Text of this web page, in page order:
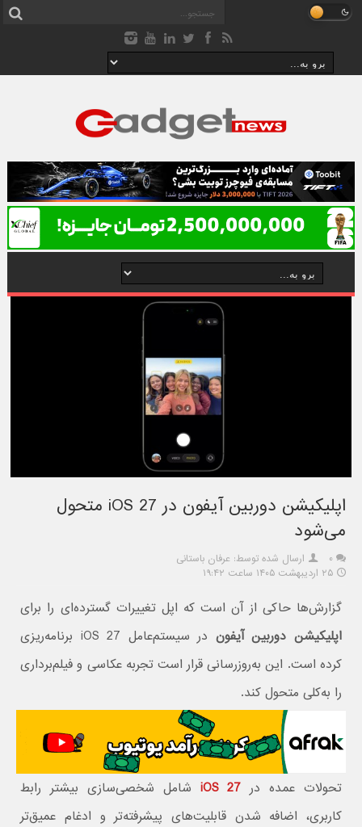
اپلیکیشن دوربین آیفون در iOS 27 متحول
می‌شود
۰
ارسال شده توسط: عرفان باستانی
۲۵ اردیبهشت ۱۴۰۵ ساعت ۱۹:۴۲
گزارش‌ها حاکی از آن است که اپل تغییرات گسترده‌ای را برای
اپلیکیشن دوربین آیفون
در سیستم‌عامل iOS 27 برنامه‌ریزی
کرده است. این به‌روزرسانی قرار است تجربه عکاسی و فیلم‌برداری
را به‌کلی متحول کند.
تحولات عمده در iOS 27 شامل شخصی‌سازی بیشتر رابط
کاربری، اضافه شدن قابلیت‌های پیشرفته‌تر و ادغام عمیق‌تر